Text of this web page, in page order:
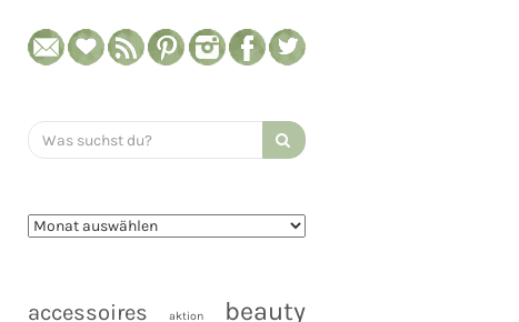
Search
for:
accessoires aktion beauty